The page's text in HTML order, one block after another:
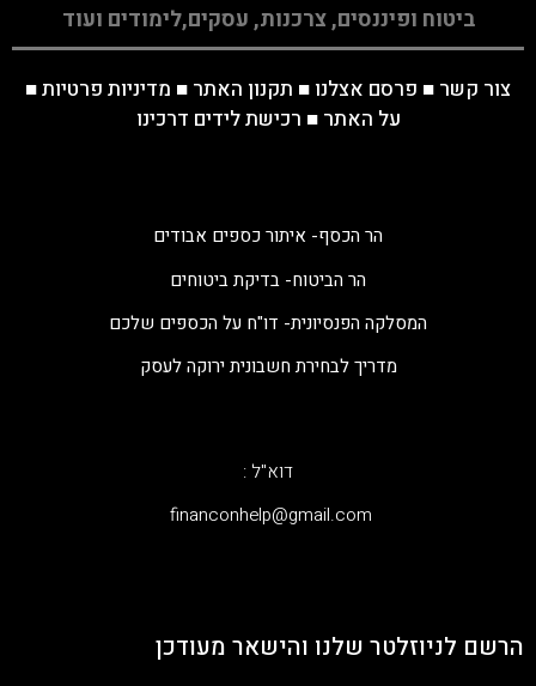
ביטוח ופיננסים, צרכנות, עסקים,לימודים ועוד
צור קשר ■ פרסם אצלנו ■ תקנון האתר ■ מדיניות פרטיות■
על האתר ■ רכישת לידים דרכינו
הר הכסף- איתור כספים אבודים
הר הביטוח- בדיקת ביטוחים
המסלקה הפנסיונית- דו"ח על הכספים שלכם
מדריך לבחירת חשבונית ירוקה לעסק
דוא"ל :
‫financonhelp@gmail.com‬
הרשם לניוזלטר שלנו והישאר מעודכן